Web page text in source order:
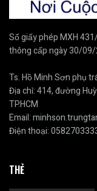
Số giấy phép MXH
thông cấp ngày 30/
Ts. Hồ Minh Sơn phụ
Địa chỉ: 414, đường
TP.HCM
Email:
Điện thoại:
THẺ